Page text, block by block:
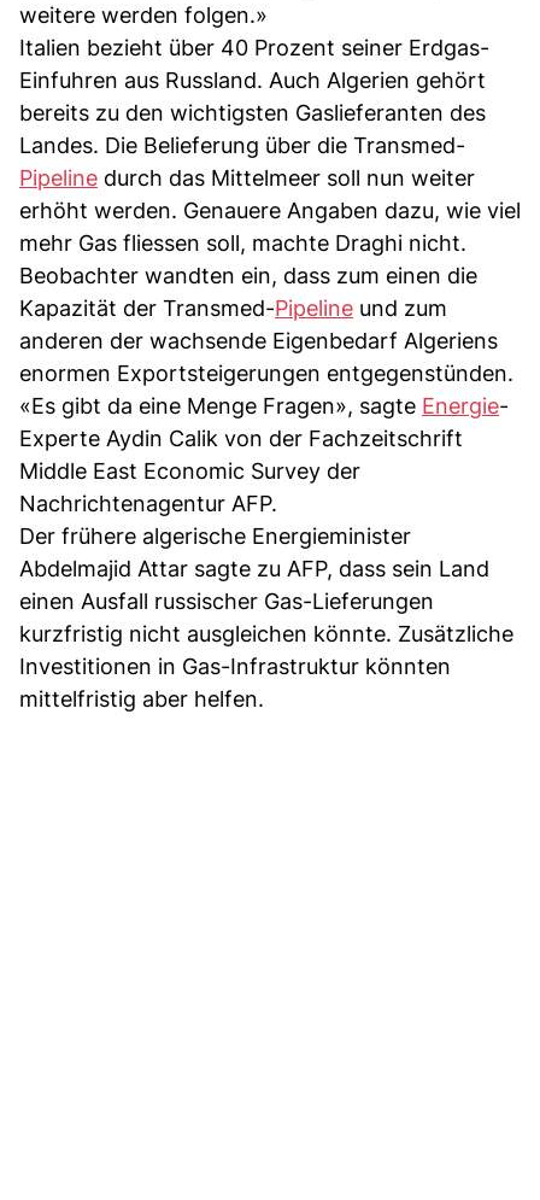
weitere werden folgen.»
Italien bezieht über 40 Prozent seiner Erdgas-
Einfuhren aus Russland. Auch Algerien gehört
bereits zu den wichtigsten Gaslieferanten des
Landes. Die Belieferung über die Transmed-
Pipeline durch das Mittelmeer soll nun weiter
erhöht werden. Genauere Angaben dazu, wie viel
mehr Gas fliessen soll, machte Draghi nicht.
Beobachter wandten ein, dass zum einen die
Kapazität der Transmed-Pipeline und zum
anderen der wachsende Eigenbedarf Algeriens
enormen Exportsteigerungen entgegenstünden.
«Es gibt da eine Menge Fragen», sagte Energie-
Experte Aydin Calik von der Fachzeitschrift
Middle East Economic Survey der
Nachrichtenagentur AFP.
Der frühere algerische Energieminister
Abdelmajid Attar sagte zu AFP, dass sein Land
einen Ausfall russischer Gas-Lieferungen
kurzfristig nicht ausgleichen könnte. Zusätzliche
Investitionen in Gas-Infrastruktur könnten
mittelfristig aber helfen.